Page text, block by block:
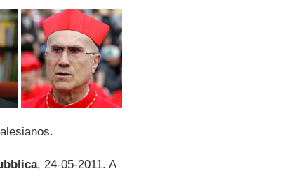
, 24-05-2011. A